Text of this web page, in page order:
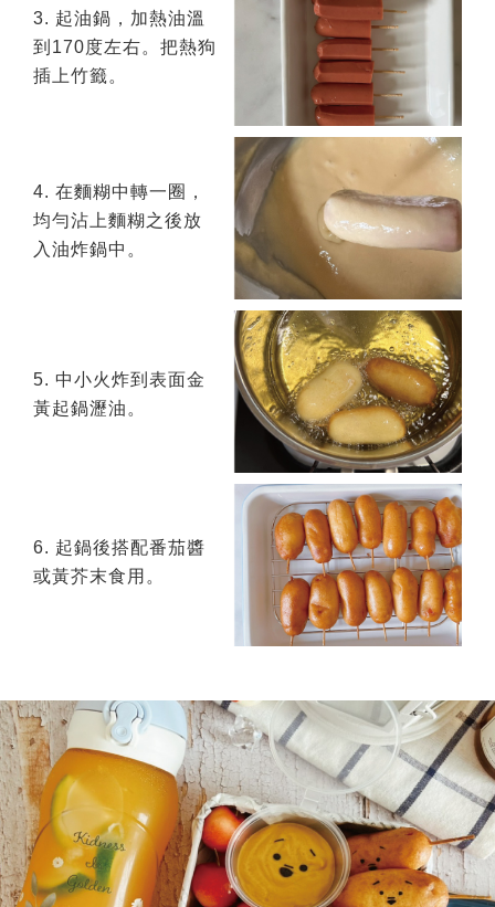
3. 起油鍋，加熱油溫
到170度左右。把熱狗
插上竹籤。
4. 在麵糊中轉一圈，
均勻沾上麵糊之後放
入油炸鍋中。
5. 中小火炸到表面金
黃起鍋瀝油。
6. 起鍋後搭配番茄醬
或黃芥末食用。